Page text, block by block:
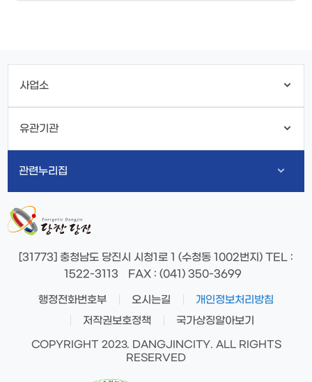
사업소
유관기관
관련누리집
[31773] 충청남도 당진시 시청1로 1 (수청동 1002번지) TEL :
1522-3113
FAX: (041) 350-3699
행정전화번호부 오시는길
개인정보처리방침
저작권보호정책
국가상징알아보기
COPYRIGHT 2023. DANGJINCITY. ALL RIGHTS
RESERVED